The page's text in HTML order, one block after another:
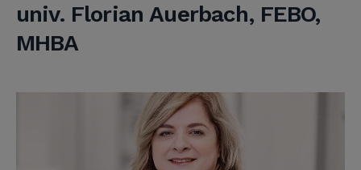
univ. Florian Auerbach, FEBO,
MHBA